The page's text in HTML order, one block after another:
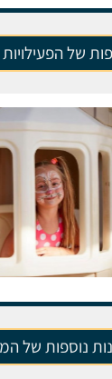
של
נוספות של